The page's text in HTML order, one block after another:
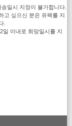
일시 지정이 불가합니다.
고 싶으신 분은 유팩를 지
.
일 이내로 희망일시를 지